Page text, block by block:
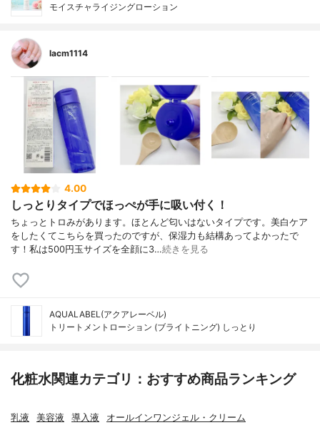
モイスチャライジングローション
lacm1114
4.00
しっとりタイプでほっぺが手に吸い付く！
ちょっとトロみがあります。ほとんど匂いはないタイプです。美白ケア
をしたくてこちらを買ったのですが、保湿力も結構あってよかったで
す！私は500円玉サイズを全顔に3…続きを見る
AQUALABEL(アクアレーベル)
トリートメントローション (ブライトニング) しっとり
化粧水関連カテゴリ：おすすめ商品ランキング
乳液 美容液 導入液 オールインワンジェル・クリーム